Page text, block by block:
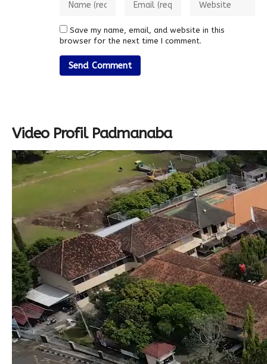
Save my name, email, and website in this
browser for the next time I comment.
Video Profil Padmanaba